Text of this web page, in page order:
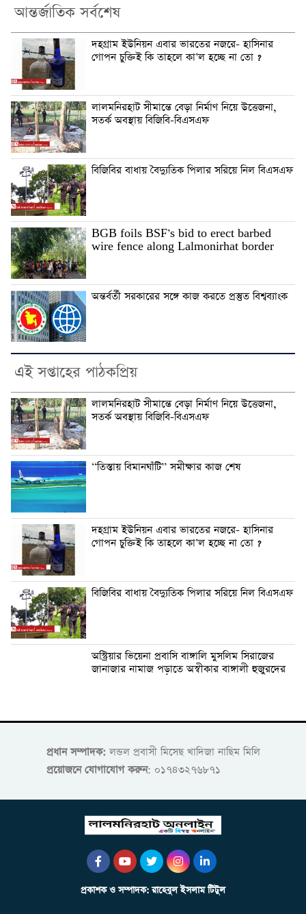
আন্তর্জাতিক সর্বশেষ
দহগ্রাম ইউনিয়ন এবার ভারতের নজরে- হাসিনার
গোপন চুক্তিই কি তাহলে কা’ল হচ্ছে না তো ?
লালমনিরহাট সীমান্তে বেড়া নির্মাণ নিয়ে উত্তেজনা,
সতর্ক অবস্থায় বিজিবি-বিএসএফ
বিজিবির বাধায় বৈদ্যুতিক পিলার সরিয়ে নিল বিএসএফ
BGB foils BSF’s bid to erect barbed
wire fence along Lalmonirhat border
অন্তর্বর্তী সরকারের সঙ্গে কাজ করতে প্রস্তুত বিশ্বব্যাংক
এই সপ্তাহের পাঠকপ্রিয়
লালমনিরহাট সীমান্তে বেড়া নির্মাণ নিয়ে উত্তেজনা,
সতর্ক অবস্থায় বিজিবি-বিএসএফ
‘‘তিস্তায় বিমানঘাঁটি’’ সমীক্ষার কাজ শেষ
দহগ্রাম ইউনিয়ন এবার ভারতের নজরে- হাসিনার
গোপন চুক্তিই কি তাহলে কা’ল হচ্ছে না তো ?
বিজিবির বাধায় বৈদ্যুতিক পিলার সরিয়ে নিল বিএসএফ
অস্ট্রিয়ার ভিয়েনা প্রবাসি বাঙ্গালি মুসলিম সিরাজের
জানাজার নামাজ পড়াতে অস্বীকার বাঙ্গালী হুজুরদের
প্রধান সম্পাদক:লন্ডল প্রবাসী মিসেছ খাদিজা নাছিম মিলি
প্রয়োজনে যোগাযোগ করুন: ০১৭৪৩২৭৬৮৭১
প্রকাশক ও সম্পাদক: রাহেবুল ইসলাম টিটুল